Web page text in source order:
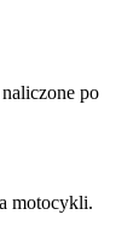
po
motocykli.